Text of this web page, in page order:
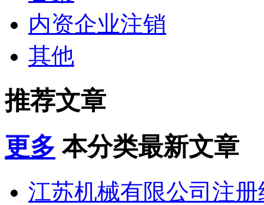
内资企业注销
其他
推荐文章
更多 本分类最新文章
江苏机械有限公司注